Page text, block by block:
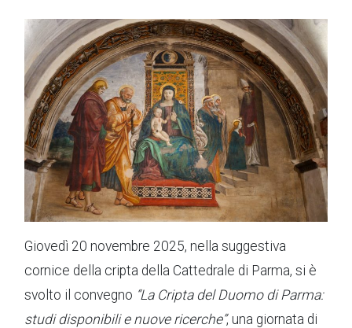
Giovedì 20 novembre 2025, nella suggestiva
cornice della cripta della Cattedrale di Parma, si è
svolto il convegno “La Cripta del Duomo di Parma:
studi disponibili e nuove ricerche”, una giornata di